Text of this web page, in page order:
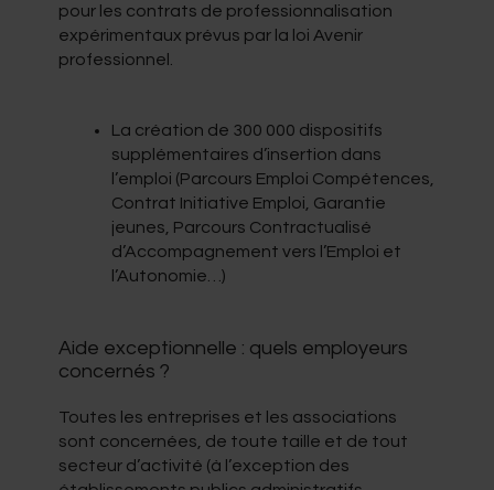
pour les contrats de professionnalisation
expérimentaux prévus par la loi Avenir
professionnel.
La création de 300 000 dispositifs
supplémentaires d’insertion dans
l’emploi (Parcours Emploi Compétences,
Contrat Initiative Emploi, Garantie
jeunes, Parcours Contractualisé
d’Accompagnement vers l’Emploi et
l’Autonomie…)
Aide exceptionnelle : quels employeurs
concernés ?
Toutes les entreprises et les associations
sont concernées, de toute taille et de tout
secteur d’activité (à l’exception des